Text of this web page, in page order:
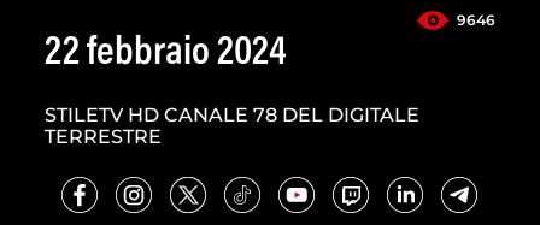
9646
22 febbraio 2024
STILETV HD CANALE 78 DEL DIGITALE
TERRESTRE